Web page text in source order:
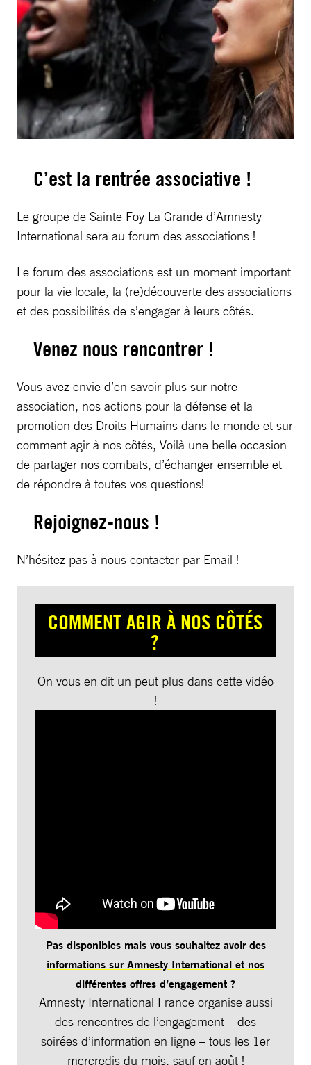
C’est la rentrée associative !
Le groupe de Sainte Foy La Grande d’Amnesty
International sera au forum des associations !
Le forum des associations est un moment important
pour la vie locale, la (re)découverte des associations
et des possibilités de s’engager à leurs côtés.
Venez nous rencontrer !
Vous avez envie d’en savoir plus sur notre
association, nos actions pour la défense et la
promotion des Droits Humains dans le monde et sur
comment agir à nos côtés, Voilà une belle occasion
de partager nos combats, d’échanger ensemble et
de répondre à toutes vos questions!
Rejoignez-nous !
N’hésitez pas à nous contacter par Email !
COMMENT AGIR À NOS CÔTÉS
?
On vous en dit un peut plus dans cette vidéo
!
Pas disponibles mais vous souhaitez avoir des
informations sur Amnesty International et nos
différentes offres d’engagement ?
Amnesty International France organise aussi
des rencontres de l’engagement – des
soirées d’information en ligne – tous les 1er
mercredis du mois, sauf en août !